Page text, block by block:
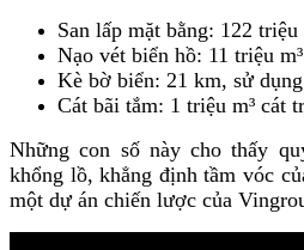
San lấp mặt bằng: 122 triệu
Nạo vét biển hồ: 11 triệu m³
Kè bờ biển: 21 km, sử
Cát bãi tắm: 1 triệu m³ cát
Những con số này cho thấy
khổng lồ, khẳng định tầm vóc
một dự án chiến lược của